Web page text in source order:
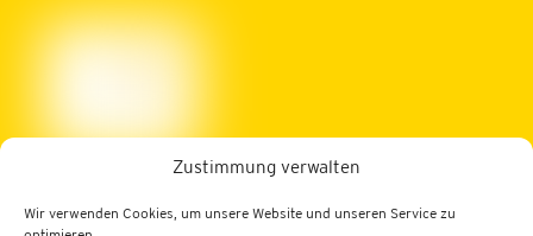
Zustimmung verwalten
Wir verwenden Cookies, um unsere Website und unseren Service zu
3013 Tullnerbach, Norbertinumstraße 9-11